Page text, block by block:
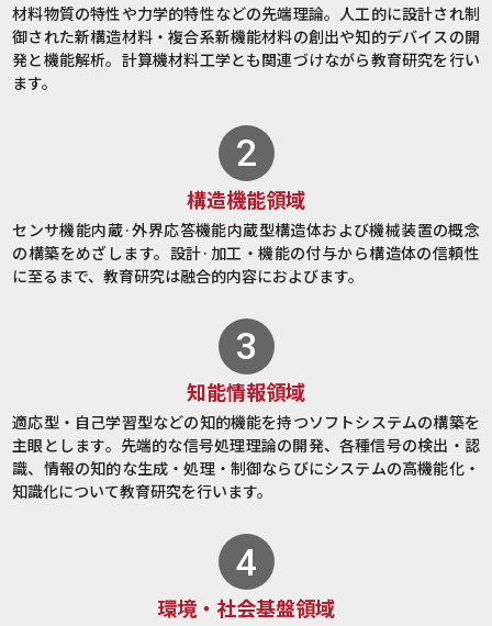
材料物質の特性や力学的特性などの先端理論。人工的に設計され制
御された新構造材料・複合系新機能材料の創出や知的デバイスの開
発と機能解析。計算機材料工学とも関連づけながら教育研究を行い
ます。
構造機能領域
センサ機能内蔵·外界応答機能内蔵型構造体および機械装置の概念
の構築をめざします。設計·加工・機能の付与から構造体の信頼性
に至るまで、教育研究は融合的内容におよびます。
知能情報領域
適応型・自己学習型などの知的機能を持つソフトシステムの構築を
主眼とします。先端的な信号処理理論の開発、各種信号の検出・認
識、情報の知的な生成・処理・制御ならびにシステムの高機能化・
知識化について教育研究を行います。
環境・社会基盤領域